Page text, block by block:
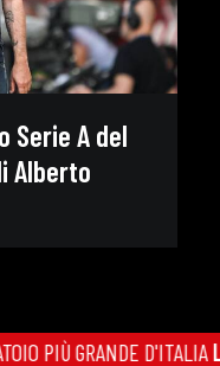
Serie A del
Alberto
PIÙ GRANDE D'ITALIA